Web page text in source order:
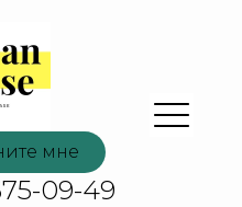
09-49
мне